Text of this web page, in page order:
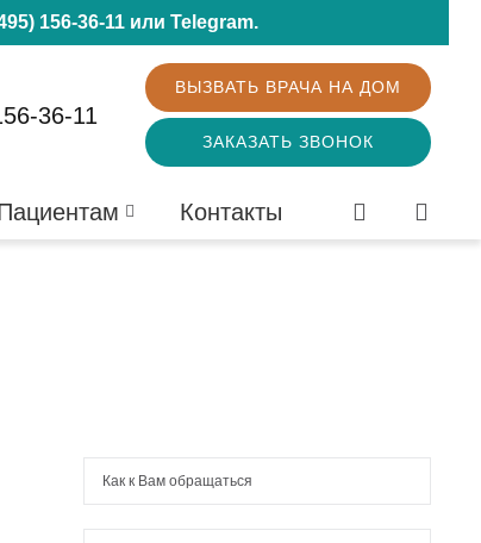
156-36-11или Telegram.
36-11
ВЫЗВАТЬ ВРАЧА НА ДОМ
ЗАКАЗАТЬ ЗВОНОК
Контакты